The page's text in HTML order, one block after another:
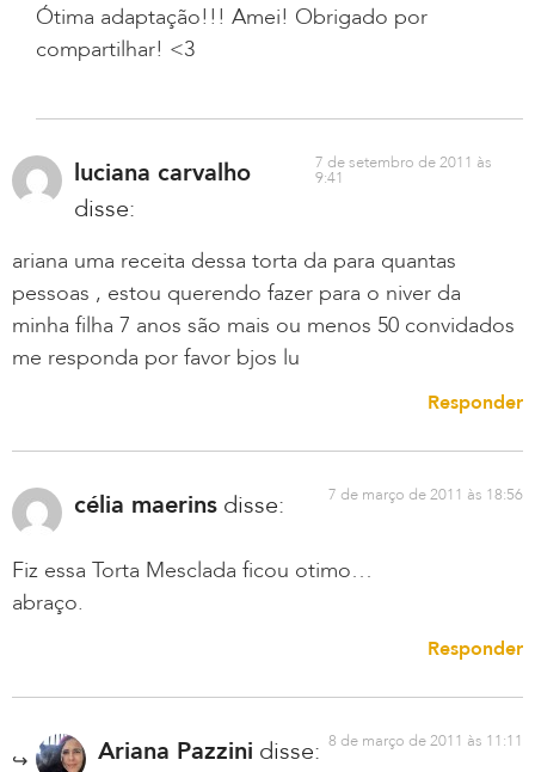
Ótima adaptação!!! Amei! Obrigado por
compartilhar! <3
luciana carvalho
disse:
7 de setembro de 2011 às
9:41
ariana uma receita dessa torta da para quantas
pessoas , estou querendo fazer para o niver da
minha filha 7 anos são mais ou menos 50 convidados
me responda por favor bjos lu
Responder
célia maerins disse: 7 de março de 2011 às 18:56
Fiz essa Torta Mesclada ficou otimo…
abraço.
Responder
Ariana Pazzini disse: 8 de março de 2011 às 11:11